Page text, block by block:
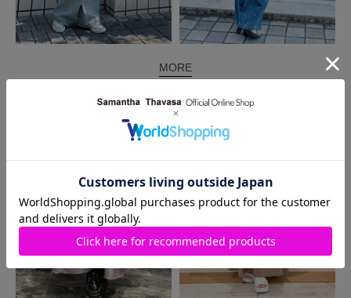
MORE
同じ商品を使った コーディネート